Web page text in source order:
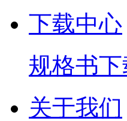
下载中心
规格书下
关于我们